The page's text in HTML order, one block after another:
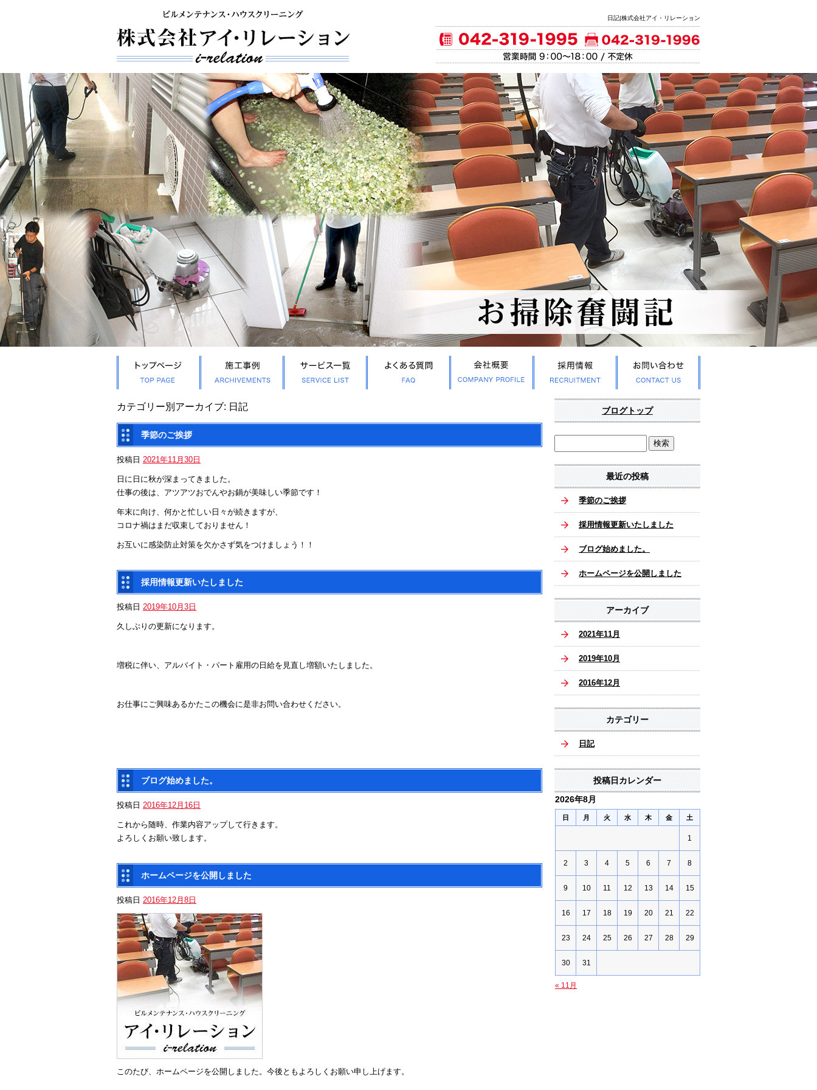
日記|株式会社アイ・リレーション
カテゴリー別アーカイブ: 日記
季節のご挨拶
投稿日 2021年11月30日
日に日に秋が深まってきました。
仕事の後は、アツアツおでんやお鍋が美味しい季節です！
年末に向け、何かと忙しい日々が続きますが、
コロナ禍はまだ収束しておりません！
お互いに感染防止対策を欠かさず気をつけましょう！！
採用情報更新いたしました
投稿日 2019年10月3日
久しぶりの更新になります。
増税に伴い、アルバイト・パート雇用の日給を見直し増額いたしました。
お仕事にご興味あるかたこの機会に是非お問い合わせください。
ブログ始めました。
投稿日 2016年12月16日
これから随時、作業内容アップして行きます。
よろしくお願い致します。
ホームページを公開しました
投稿日 2016年12月8日
このたび、ホームページを公開しました。今後ともよろしくお願い申し上げます。
ブログトップ
最近の投稿
季節のご挨拶
採用情報更新いたしました
ブログ始めました。
ホームページを公開しました
アーカイブ
2021年11月
2019年10月
2016年12月
カテゴリー
日記
投稿日カレンダー
2026年8月
日 月 火 水 木 金 土
« 11月
1
2 3 4 5 6 7 8
9 10 11 12 13 14 15
16 17 18 19 20 21 22
23 24 25 26 27 28 29
30 31